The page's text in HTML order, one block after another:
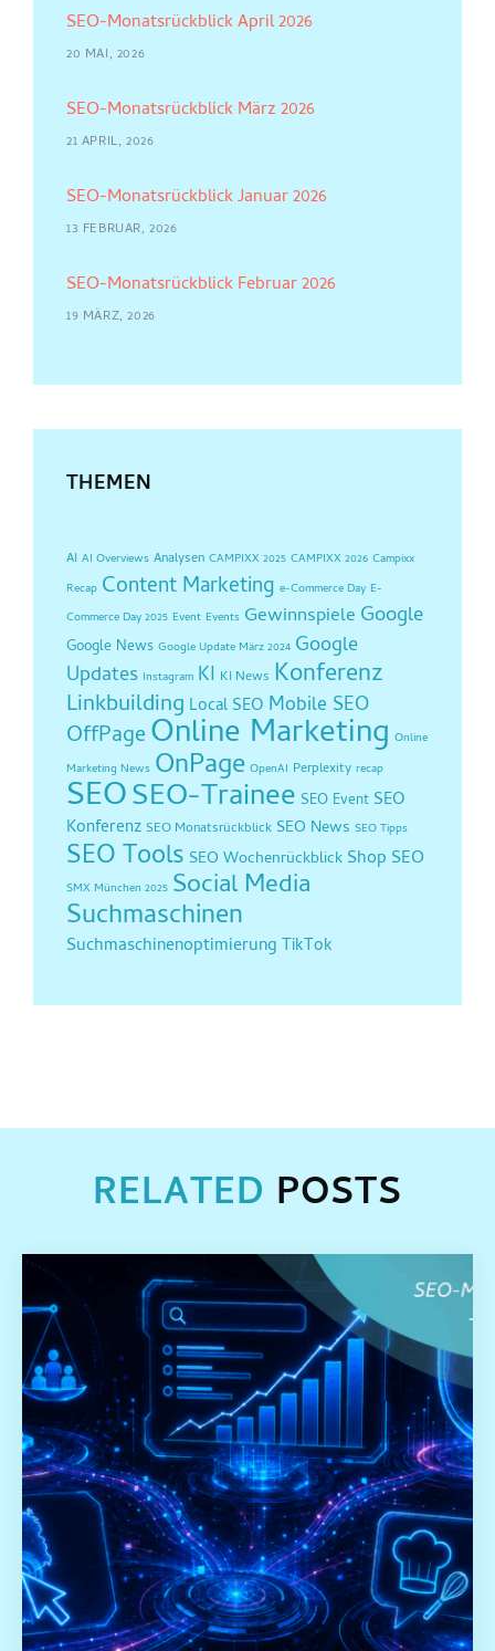
SEO-Monatsrückblick April 2026
20 MAI, 2026
SEO-Monatsrückblick März 2026
21 APRIL, 2026
SEO-Monatsrückblick Januar 2026
13 FEBRUAR, 2026
SEO-Monatsrückblick Februar 2026
19 MÄRZ, 2026
THEMEN
AI AI Overviews Analysen CAMPIXX 2025 CAMPIXX 2026 Campixx
Recap Content Marketing e-Commerce Day E-
Commerce Day 2025 Event Events Gewinnspiele Google
Google News Google Update März 2024 Google
Updates Instagram KI KI News Konferenz
Linkbuilding Local SEO Mobile SEO
OffPageOnline Marketing Online
Marketing News OnPage OpenAI Perplexity recap
SEOSEO-Trainee SEO Event SEO
Konferenz SEO Monatsrückblick SEO News SEO Tipps
SEO Tools SEO Wochenrückblick Shop SEO
SMX München 2025 Social Media
Suchmaschinen
Suchmaschinenoptimierung TikTok
RELATED POSTS